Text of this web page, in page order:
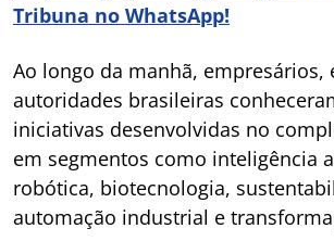
Tribuna no WhatsApp!
Ao longo da manhã, empresários,
autoridades brasileiras
iniciativas desenvolvidas no
em segmentos como inteligência
robótica, biotecnologia,
automação industrial e